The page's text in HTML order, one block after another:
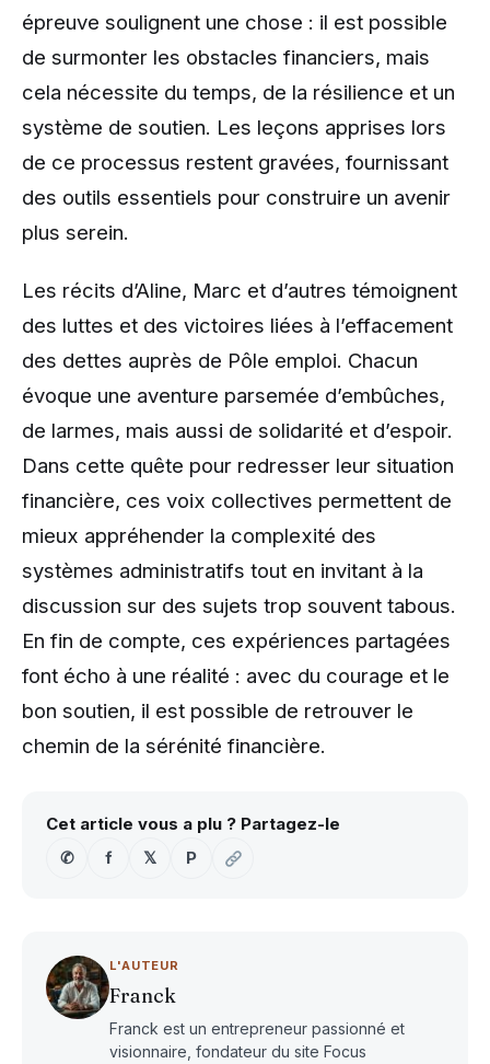
épreuve soulignent une chose : il est possible
de surmonter les obstacles financiers, mais
cela nécessite du temps, de la résilience et un
système de soutien. Les leçons apprises lors
de ce processus restent gravées, fournissant
des outils essentiels pour construire un avenir
plus serein.
Les récits d’Aline, Marc et d’autres témoignent
des luttes et des victoires liées à l’effacement
des dettes auprès de Pôle emploi. Chacun
évoque une aventure parsemée d’embûches,
de larmes, mais aussi de solidarité et d’espoir.
Dans cette quête pour redresser leur situation
financière, ces voix collectives permettent de
mieux appréhender la complexité des
systèmes administratifs tout en invitant à la
discussion sur des sujets trop souvent tabous.
En fin de compte, ces expériences partagées
font écho à une réalité : avec du courage et le
bon soutien, il est possible de retrouver le
chemin de la sérénité financière.
Cet article vous a plu ? Partagez-le
✆
f 𝕏 P
L'AUTEUR
Franck
Franck est un entrepreneur passionné et
visionnaire, fondateur du site Focus